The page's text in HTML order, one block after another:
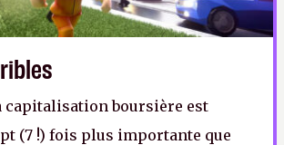
capitalisation boursière est
(7 !) fois plus importante que